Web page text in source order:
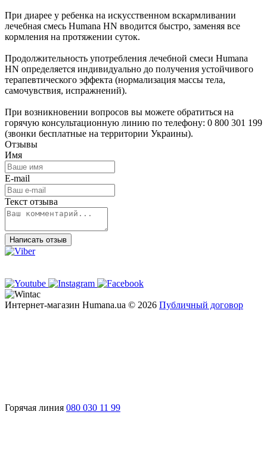
При диарее у ребенка на искусственном вскармливании
лечебная смесь Humana HN вводится быстро, заменяя все
кормления на протяжении суток.
Продолжительность употребления лечебной смеси Humana
HN определяется индивидуально до получения устойчивого
терапевтического эффекта (нормализация массы тела,
самочувствия, испражнений).
При возникновении вопросов вы можете обратиться на
горячую консультационную линию по телефону: 0 800 301 199
(звонки бесплатные на территории Украины).
Отзывы
Имя
E-mail
Текст отзыва
Написать отзыв
Интернет-магазин Humana.ua © 2026 Публичный договор
Горячая линия 080 030 11 99